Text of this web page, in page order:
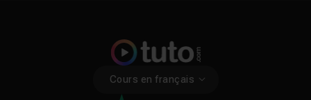
Cours en français